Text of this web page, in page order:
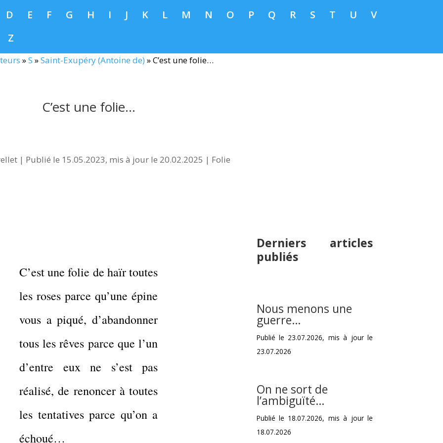
D E F G H I J K L M N O P Q R S T U
V
Z
»S »Saint-Exupéry (Antoine de) »C’est une folie…
C’est une folie…
| Publié le 15.05.2023, mis à jour le 20.02.2025 | Folie
C’est une folie de haïr toutes
les roses parce qu’une épine
vous a piqué, d’abandonner
tous les rêves parce que l’un
d’entre eux ne s’est pas
réalisé, de renoncer à toutes
les tentatives parce qu’on a
échoué…
Derniers articles
publiés
Nous menons une
guerre…
Publié le 23.07.2026, mis à jour le
23.07.2026
On ne sort de
l’ambiguïté…
Publié le 18.07.2026, mis à jour le
18.07.2026